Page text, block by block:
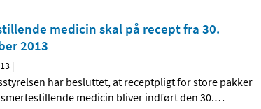
medicin skal på recept fra 30.
2013
|
har besluttet, at receptpligt for store pakker
smertestillende medicin bliver indført den 30.…